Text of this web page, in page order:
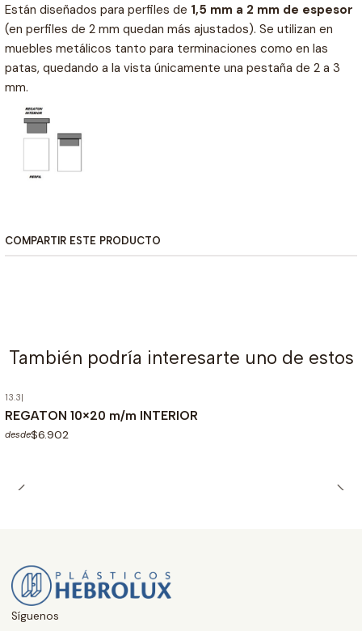
Están diseñados para perfiles de 1,5 mm a 2 mm de espesor
(en perfiles de 2 mm quedan más ajustados). Se utilizan en
muebles metálicos tanto para terminaciones como en las
patas, quedando a la vista únicamente una pestaña de 2 a 3
mm.
COMPARTIR ESTE PRODUCTO
También podría interesarte uno de estos
13.3|
REGATON 10×20 m/m INTERIOR
desde$6.902
Síguenos